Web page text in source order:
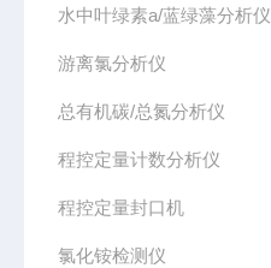
水中叶绿素a/蓝绿藻分析仪
游离氯分析仪
总有机碳/总氮分析仪
程控定量计数分析仪
程控定量封口机
氯化铵检测仪